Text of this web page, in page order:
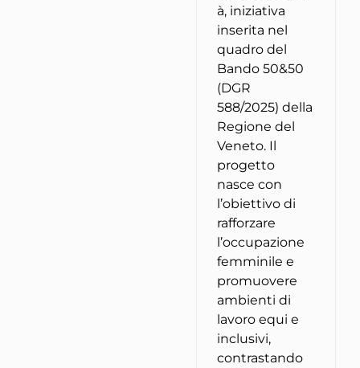
à, iniziativa
inserita nel
quadro del
Bando 50&50
(DGR
588/2025) della
Regione del
Veneto. Il
progetto
nasce con
l’obiettivo di
rafforzare
l’occupazione
femminile e
promuovere
ambienti di
lavoro equi e
inclusivi,
contrastando